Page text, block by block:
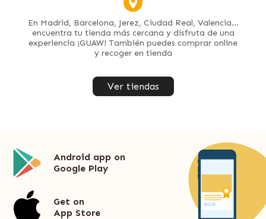
En Madrid, Barcelona, Jerez, Ciudad Real, Valencia...
encuentra tu tienda más cercana y disfruta de una
experiencia ¡GUAW! También puedes comprar online
y recoger en tienda
Ver tiendas
Android app on
Google Play
Get on
App Store